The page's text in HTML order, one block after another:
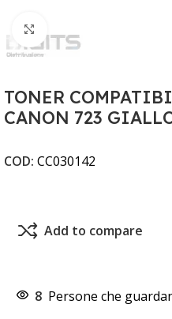
TONER
CANON 723
COD: CC030142
Add to compare
8 Persone che